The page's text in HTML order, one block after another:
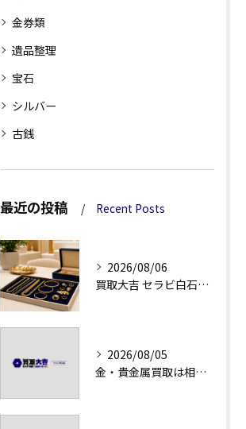
金券類
遺品整理
宝石
シルバー
古銭
最近の投稿 Recent Posts
2026/08/06
買取大吉 セラビ白石店の金・貴金属買取で迷わない強み
2026/08/05
金・貴金属買取は相場急落日こそ査定のポイントを押さえる